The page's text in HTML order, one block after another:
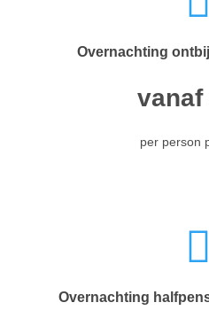
Overnachting
vanaf
per person
Overnachting